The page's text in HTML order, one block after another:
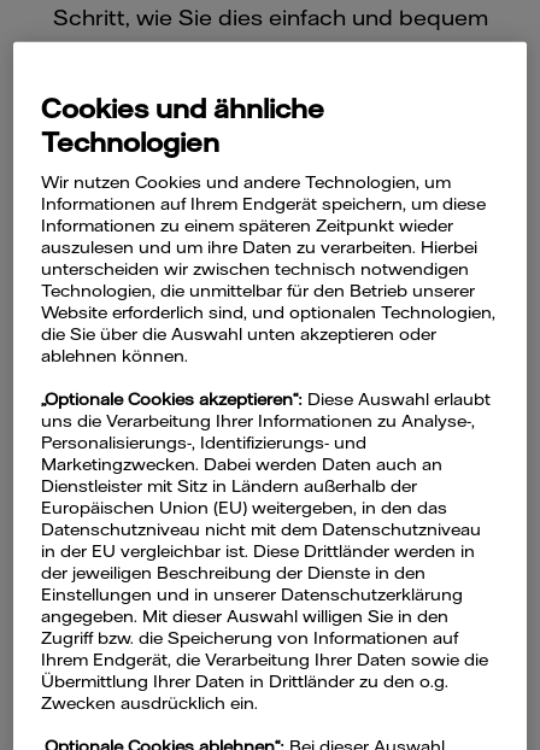
Schritt, wie Sie dies einfach und bequem
mit Ihrem Smartphone erledigen
Konfiguration über dasKEBA WebUI
denn dazu ist
Internetverbindungnotwendig.
1. Internetbrowser auf dem
Ganz wichtig: Um die Wallbox über das
KEBA WebUIkonfigurieren zu können,
benötigen Sie einen internetfähigen
Webbrowser auf Ihrem Smartphone.
Bitte stellen Sie sicher, dass z. B.Google
Chrome oderApple Safariauf Ihrem
Smartphone installiert ist, oder laden Sie
sich diesen gegebenenfalls über den
jeweiligen AppStore Ihres Gerätes
Cookies und ähnliche
Technologien
Wir nutzen Cookies und andere Technologien, um
Informationen auf Ihrem Endgerät speichern, um diese
Informationen zu einem späteren Zeitpunkt wieder
auszulesen und um ihre Daten zu verarbeiten. Hierbei
unterscheiden wir zwischen technisch notwendigen
Technologien, die unmittelbar für den Betrieb unserer
Website erforderlich sind, und optionalen Technologien,
die Sie über die Auswahl unten akzeptieren oder
ablehnen können.
„Optionale Cookies akzeptieren“: Diese Auswahl erlaubt
uns die Verarbeitung Ihrer Informationen zu Analyse-,
Personalisierungs-, Identifizierungs- und
Marketingzwecken. Dabei werden Daten auch an
Dienstleister mit Sitz in Ländern außerhalb der
Europäischen Union (EU) weitergeben, in den das
Datenschutzniveau nicht mit dem Datenschutzniveau
in der EU vergleichbar ist. Diese Drittländer werden in
der jeweiligen Beschreibung der Dienste in den
Einstellungen und in unserer Datenschutzerklärung
angegeben. Mit dieser Auswahl willigen Sie in den
Zugriff bzw. die Speicherung von Informationen auf
Ihrem Endgerät, die Verarbeitung Ihrer Daten sowie die
Übermittlung Ihrer Daten in Drittländer zu den o.g.
Zwecken ausdrücklich ein.